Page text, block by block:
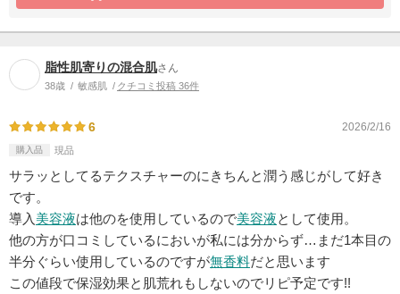
脂性肌寄りの混合肌さん
38歳 敏感肌 クチコミ投稿 36件
6 2026/2/16
購入品 現品
サラッとしてるテクスチャーのにきちんと潤う感じがして好き
です。
導入 美容液は他のを使用しているので美容液として使用。
他の方が口コミしているにおいが私には分からず…まだ1本目の
半分ぐらい使用しているのですが無香料だと思います
この値段で保湿効果と肌荒れもしないのでリピ予定です!!